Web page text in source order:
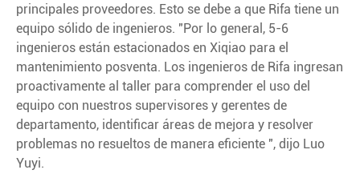
principales proveedores. Esto se debe a que Rifa tiene un
equipo sólido de ingenieros. "Por lo general, 5-6
ingenieros están estacionados en Xiqiao para el
mantenimiento posventa. Los ingenieros de Rifa ingresan
proactivamente al taller para comprender el uso del
equipo con nuestros supervisores y gerentes de
departamento, identificar áreas de mejora y resolver
problemas no resueltos de manera eficiente ", dijo Luo
Yuyi.